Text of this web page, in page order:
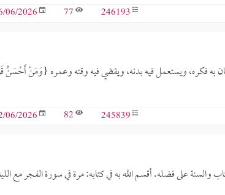
246193
77
06/2026
به فكره، ويستعمل فيه بدنه، ويقضي فيه وقته وعمره {وَمَنْ أَحْسَنُ
245839
82
06/2026
والسنة على فضله. أقسم الله به في كتابه: مرة في سورة الفجر مع